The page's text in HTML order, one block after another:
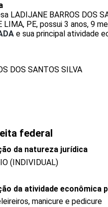
LADIJANE BARROS DOS
LIMA, PE, possui 3 anos, 9
e sua principal atividade
DOS SANTOS SILVA
federal
da natureza jurídica
(INDIVIDUAL)
da atividade econômica
manicure e pedicure